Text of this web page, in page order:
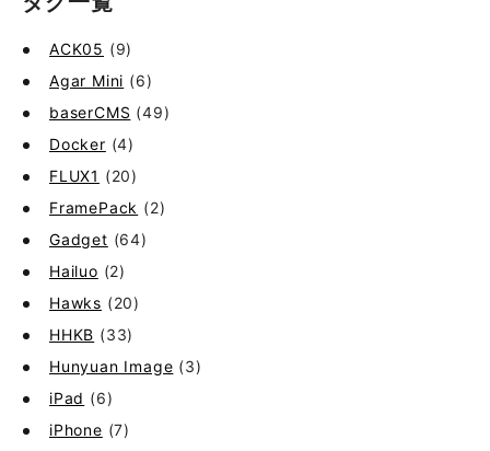
ACK05 (9)
Agar Mini (6)
baserCMS (49)
Docker (4)
FLUX1 (20)
FramePack (2)
Gadget (64)
Hailuo (2)
Hawks (20)
HHKB (33)
Hunyuan Image (3)
iPad (6)
iPhone (7)